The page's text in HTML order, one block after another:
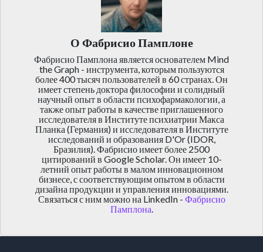
О Фабрисио Памплоне
Фабрисио Памплона является основателем Mind
the Graph - инструмента, которым пользуются
более 400 тысяч пользователей в 60 странах. Он
имеет степень доктора философии и солидный
научный опыт в области психофармакологии, а
также опыт работы в качестве приглашенного
исследователя в Институте психиатрии Макса
Планка (Германия) и исследователя в Институте
исследований и образования D'Or (IDOR,
Бразилия). Фабрисио имеет более 2500
цитирований в Google Scholar. Он имеет 10-
летний опыт работы в малом инновационном
бизнесе, с соответствующим опытом в области
дизайна продукции и управления инновациями.
Связаться с ним можно на LinkedIn - Фабрисио
Памплона.